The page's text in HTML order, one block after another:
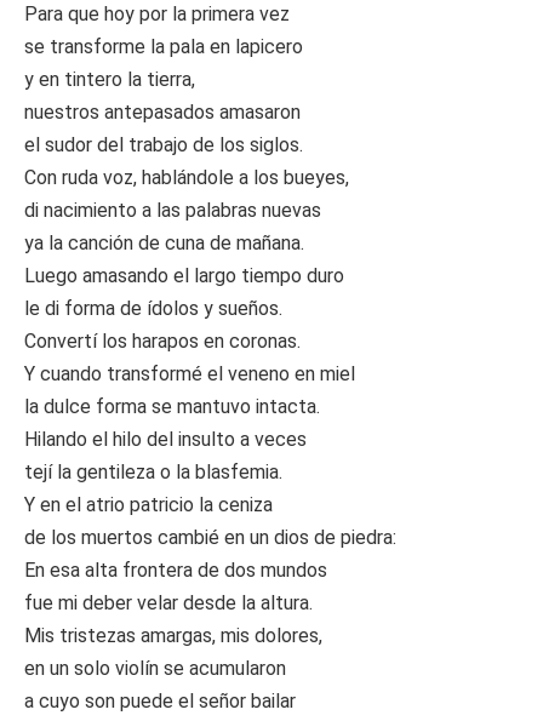
Para que hoy por la primera vez
se transforme la pala en lapicero
y en tintero la tierra,
nuestros antepasados amasaron
el sudor del trabajo de los siglos.
Con ruda voz, hablándole a los bueyes,
di nacimiento a las palabras nuevas
ya la canción de cuna de mañana.
Luego amasando el largo tiempo duro
le di forma de ídolos y sueños.
Convertí los harapos en coronas.
Y cuando transformé el veneno en miel
la dulce forma se mantuvo intacta.
Hilando el hilo del insulto a veces
tejí la gentileza o la blasfemia.
Y en el atrio patricio la ceniza
de los muertos cambié en un dios de piedra:
En esa alta frontera de dos mundos
fue mi deber velar desde la altura.
Mis tristezas amargas, mis dolores,
en un solo violín se acumularon
a cuyo son puede el señor bailar